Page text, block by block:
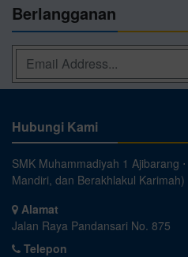
Berlangganan
Hubungi Kami
SMK Muhammadiyah 1 Ajibarang
Mandiri, dan Berakhlakul Karimah)
Alamat
Jalan Raya Pandansari No. 875
Telepon